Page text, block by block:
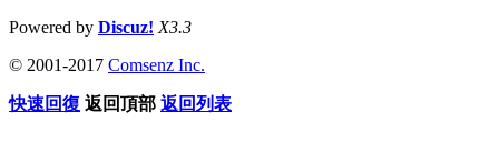
Powered by Discuz! X3.3
© 2001-2017 Comsenz Inc.
快速回復 返回頂部 返回列表